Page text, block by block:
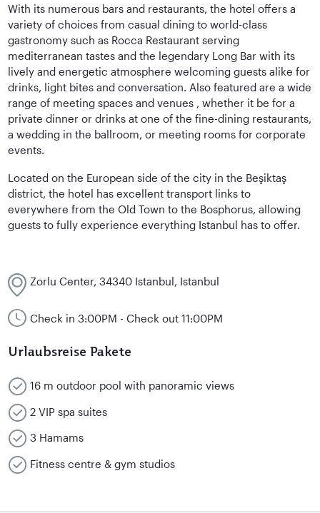
With its numerous bars and restaurants, the hotel offers a
variety of choices from casual dining to world-class
gastronomy such as Rocca Restaurant serving
mediterranean tastes and the legendary Long Bar with its
lively and energetic atmosphere welcoming guests alike for
drinks, light bites and conversation. Also featured are a wide
range of meeting spaces and venues , whether it be for a
private dinner or drinks at one of the fine-dining restaurants,
a wedding in the ballroom, or meeting rooms for corporate
events.
Located on the European side of the city in the Beşiktaş
district, the hotel has excellent transport links to
everywhere from the Old Town to the Bosphorus, allowing
guests to fully experience everything Istanbul has to offer.
Zorlu Center, 34340 Istanbul, Istanbul
Check in 3:00PM - Check out 11:00PM
Urlaubsreise Pakete
16 m outdoor pool with panoramic views
2 VIP spa suites
3 Hamams
Fitness centre & gym studios